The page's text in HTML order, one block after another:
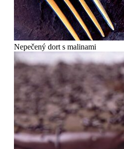
Nepečený dort s malinami